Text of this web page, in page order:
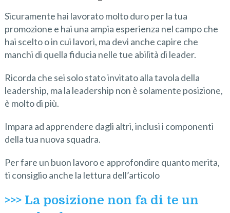
Sicuramente hai lavorato molto duro per la tua
promozione e hai una ampia esperienza nel campo che
hai scelto o in cui lavori, ma devi anche capire che
manchi di quella fiducia nelle tue abilità di leader.
Ricorda che sei solo stato invitato alla tavola della
leadership, ma la leadership non è solamente posizione,
è molto di più.
Impara ad apprendere dagli altri, inclusi i componenti
della tua nuova squadra.
Per fare un buon lavoro e approfondire quanto merita,
ti consiglio anche la lettura dell’articolo
>>> La posizione non fa di te un